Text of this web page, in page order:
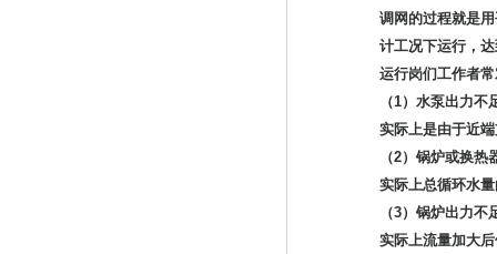
调网的过程就是
计工况下运行，
运行岗们工作者
（1）水泵出力
实际上是由于近
（2）锅炉或换
实际上总循环水
（3）锅炉出力不
实际上流量加大